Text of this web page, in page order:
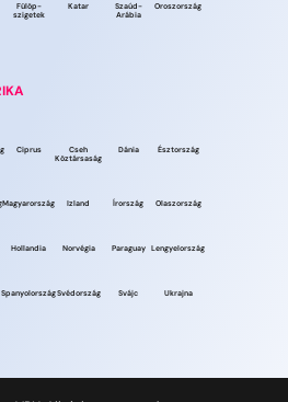
Fülöp-
szigetek
Katar
Szaúd-
Arábia
Oroszország
Ciprus
Cseh
Köztársaság
Dánia Észtország
Magyarország Izland Írország Olaszország
Hollandia Norvégia Paraguay Lengyelország
SpanyolországSvédország Svájc Ukrajna